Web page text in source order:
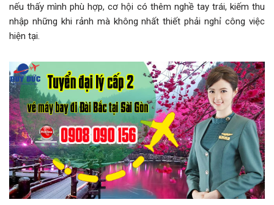
nếu thấy mình phù hợp, cơ hội có thêm nghề tay trái, kiếm thu
nhập những khi rảnh mà không nhất thiết phải nghỉ công việc
hiện tại.